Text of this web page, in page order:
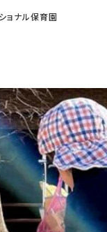
ョナル保育園